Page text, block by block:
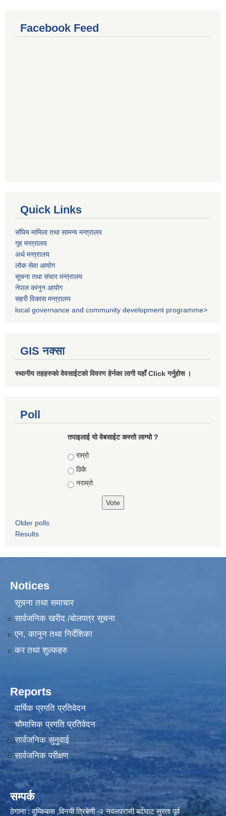
Facebook Feed
Quick Links
संघिय मामिला तथा सामन्य मन्त्रालय
गृह मन्त्रालय
अर्थ मन्त्रालय
लोक सेवा आयोग
सूचना तथा संचार मन्त्रालय
नेपाल कानुन आयोग
सहरी विकास मन्त्रालय
local governance and community development programme>
GIS नक्सा
स्थानीय तहहरुको वेवसाईटको विवरण हेर्नका लागी यहाँ Click गर्नुहोस ।
Poll
तपाइलाई यो वेबसाईट कस्तो लाग्यो ?
Choices
राम्रो
ठिकै
नराम्रो
Older polls
Results
Notices
सूचना तथा समाचार
सार्वजनिक खरीद /बोलपत्र सूचना
एन, कानुन तथा निर्देशिका
कर तथा शुल्कहरु
Reports
वार्षिक प्रगति प्रतिवेदन
चौमासिक प्रगति प्रतिवेदन
सार्वजनिक सुनुवाई
सार्वजनिक परीक्षण
सम्पर्क
ठेगाना : दुम्किबास ,विनयी त्रिबेणी -२ नवलपरासी बर्दघाट सुस्ता पूर्व